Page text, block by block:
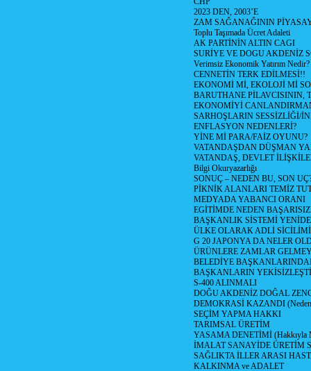
2023 DEN, 2003’E
ZAM SAĞANAĞININ
Toplu Taşımada Ücret Adaleti
AK PARTİNİN ALTIN CAGI
SURİYE VE DOGU AKDENİZ
Verimsiz Ekonomik Yatırım Nedir?
CENNETİN TERK EDİLMESİ!!
EKONOMİ Mİ, EKOLOJİ Mİ
BARUTHANE PİLAVCISININ,
EKONOMİYİ
SARHOŞLARIN SESSİZLİĞİ/
ENFLASYON NEDENLERİ?
YİNE Mİ PARA/FAİZ OYUNU?
VATANDAŞDAN DÜŞMAN
VATANDAŞ, DEVLET
Bilgi Okuryazarlığı
SONUÇ – NEDEN BU, SON
PİKNİK ALANLARI TEMİZ
MEDYADA YABANCI ORANI
EGİTİMDE NEDEN
BAŞKANLIK SİSTEMİ
ÜLKE OLARAK ADLİ
G 20 JAPONYA DA NELER
ÜRÜNLERE ZAMLAR
BELEDİYE
BAŞKANLARIN
S-400 ALINMALI
DOĞU AKDENİZ DOĞAL
DEMOKRASİ KAZANDI (Neden
SEÇİM YAPMA HAKKI
TARIMSAL ÜRETİM
YASAMA DENETİMİ (Hakkıyla
İMALAT SANAYİDE ÜRETİM
SAĞLIKTA İLLER ARASI
KALKINMA ve ADALET